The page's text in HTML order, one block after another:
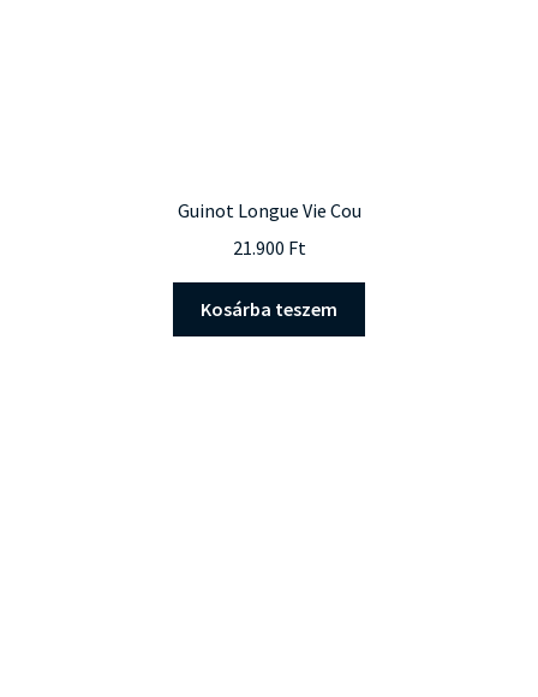
Guinot Longue Vie Cou
21.900 Ft
Kosárba teszem